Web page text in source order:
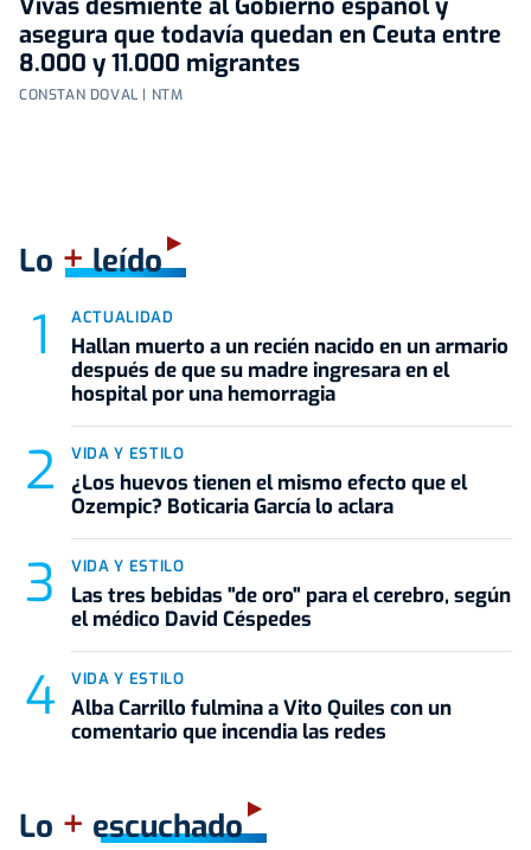
asegura que todavía quedan en Ceuta entre
8.000 y 11.000 migrantes
CONSTAN DOVAL | NTM
Lo +leído
ACTUALIDAD
Hallan muerto a un recién nacido en un armario
después de que su madre ingresara en el
hospital por una hemorragia
VIDA Y ESTILO
¿Los huevos tienen el mismo efecto que el
Ozempic? Boticaria García lo aclara
VIDA Y ESTILO
Las tres bebidas "de oro" para el cerebro, según
el médico David Céspedes
VIDA Y ESTILO
Alba Carrillo fulmina a Vito Quiles con un
comentario que incendia las redes
Lo + escuchado